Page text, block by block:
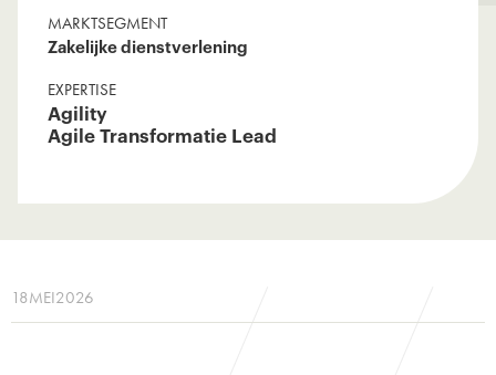
MARKTSEGMENT
Zakelijke dienstverlening
EXPERTISE
Agility
Agile Transformatie Lead
18MEI2026